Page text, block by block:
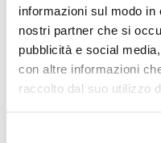
informazioni sul modo
nostri partner che si
pubblicità e social
con altre informazioni
raccolto dal suo utilizzo
In questa edizione solo
riconoscimento.
La giuria come sempre
sommelier di fama mondiale
,